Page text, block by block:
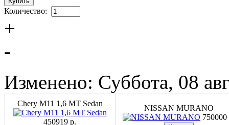
Количество:
+
-
Изменено: Суббота, 08
Chery M11 1,6 MT Sedan
450919 p.
NISSAN MURANO
750000